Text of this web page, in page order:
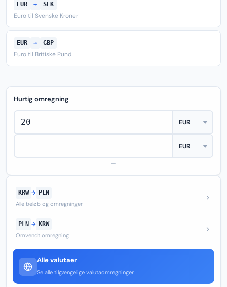
EUR → SEK
Euro til Svenske Kroner
EUR → GBP
Euro til Britiske Pund
Hurtig omregning
—
KRW → PLN
Alle beløb og omregninger
PLN → KRW
Omvendt omregning
Alle valutaer
Se alle tilgængelige valutaomregninger